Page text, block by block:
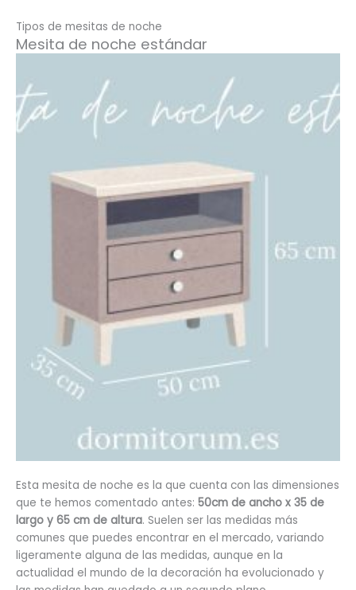
Tipos de mesitas de noche
Mesita de noche estándar
Esta mesita de noche es la que cuenta con las dimensiones
que te hemos comentado antes: 50cm de ancho x 35 de
largo y 65 cm de altura. Suelen ser las medidas más
comunes que puedes encontrar en el mercado, variando
ligeramente alguna de las medidas, aunque en la
actualidad el mundo de la decoración ha evolucionado y